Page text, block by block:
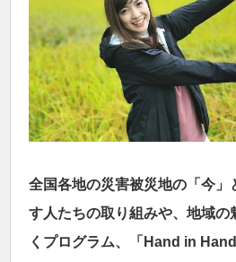
全国各地の災害被災地の「今」
す人たちの取り組みや、地域の
くプログラム、「Hand in